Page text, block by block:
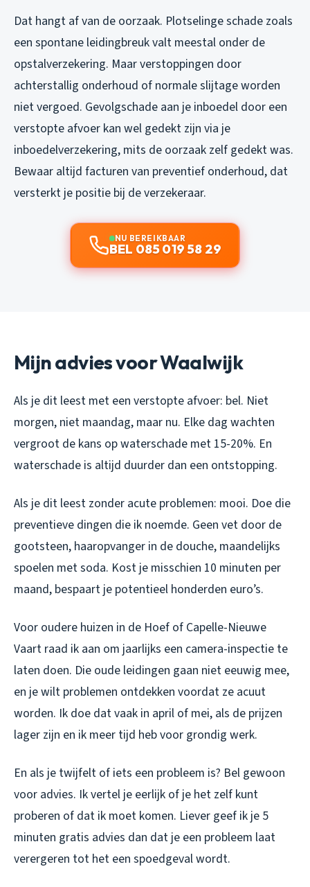
Dat hangt af van de oorzaak. Plotselinge schade zoals
een spontane leidingbreuk valt meestal onder de
opstalverzekering. Maar verstoppingen door
achterstallig onderhoud of normale slijtage worden
niet vergoed. Gevolgschade aan je inboedel door een
verstopte afvoer kan wel gedekt zijn via je
inboedelverzekering, mits de oorzaak zelf gedekt was.
Bewaar altijd facturen van preventief onderhoud, dat
versterkt je positie bij de verzekeraar.
NU BEREIKBAAR
BEL 085 019 58 29
Mijn advies voor Waalwijk
Als je dit leest met een verstopte afvoer: bel. Niet
morgen, niet maandag, maar nu. Elke dag wachten
vergroot de kans op waterschade met 15-20%. En
waterschade is altijd duurder dan een ontstopping.
Als je dit leest zonder acute problemen: mooi. Doe die
preventieve dingen die ik noemde. Geen vet door de
gootsteen, haaropvanger in de douche, maandelijks
spoelen met soda. Kost je misschien 10 minuten per
maand, bespaart je potentieel honderden euro’s.
Voor oudere huizen in de Hoef of Capelle-Nieuwe
Vaart raad ik aan om jaarlijks een camera-inspectie te
laten doen. Die oude leidingen gaan niet eeuwig mee,
en je wilt problemen ontdekken voordat ze acuut
worden. Ik doe dat vaak in april of mei, als de prijzen
lager zijn en ik meer tijd heb voor grondig werk.
En als je twijfelt of iets een probleem is? Bel gewoon
voor advies. Ik vertel je eerlijk of je het zelf kunt
proberen of dat ik moet komen. Liever geef ik je 5
minuten gratis advies dan dat je een probleem laat
verergeren tot het een spoedgeval wordt.